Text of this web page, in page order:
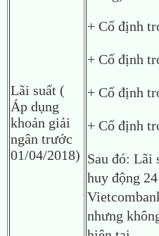
Lãi suất (
Áp dụng
khoản giải
ngân trước
01/04/2018)
+ Cố định
+ Cố định
+ Cố định
+ Cố định
Sau đó: Lãi
huy động
nhưng